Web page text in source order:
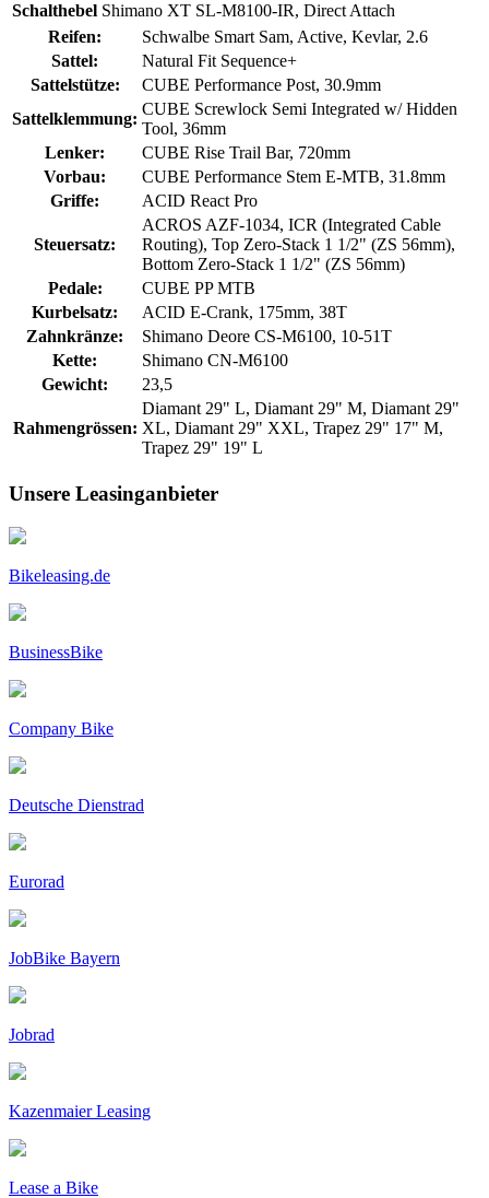
Schalthebel Shimano XT SL-M8100-IR, Direct Attach
Reifen:
Schwalbe Smart Sam, Active, Kevlar, 2.6
Sattel:
Natural Fit Sequence+
Sattelstütze:
CUBE Performance Post, 30.9mm
Sattelklemmung:
CUBE Screwlock Semi Integrated w/ Hidden
Tool, 36mm
Lenker:
CUBE Rise Trail Bar, 720mm
Vorbau:
CUBE Performance Stem E-MTB, 31.8mm
Griffe:
ACID React Pro
Steuersatz:
ACROS AZF-1034, ICR (Integrated Cable
Routing), Top Zero-Stack 1 1/2" (ZS 56mm),
Bottom Zero-Stack 1 1/2" (ZS 56mm)
Pedale:
CUBE PP MTB
Kurbelsatz:
ACID E-Crank, 175mm, 38T
Zahnkränze:
Shimano Deore CS-M6100, 10-51T
Kette:
Shimano CN-M6100
Gewicht:
23,5
Rahmengrössen:
Diamant 29" L, Diamant 29" M, Diamant 29"
XL, Diamant 29" XXL, Trapez 29" 17" M,
Trapez 29" 19" L
Unsere Leasinganbieter
Bikeleasing.de
BusinessBike
Company Bike
Deutsche Dienstrad
Eurorad
JobBike Bayern
Jobrad
Kazenmaier Leasing
Lease a Bike